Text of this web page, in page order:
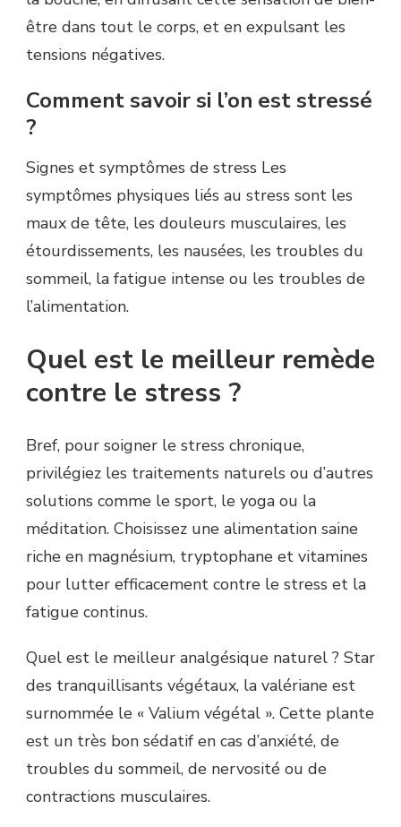
être dans tout le corps, et en expulsant les
tensions négatives.
Comment savoir si l’on est stressé
?
Signes et symptômes de stress Les
symptômes physiques liés au stress sont les
maux de tête, les douleurs musculaires, les
étourdissements, les nausées, les troubles du
sommeil, la fatigue intense ou les troubles de
l’alimentation.
Quel est le meilleur remède
contre le stress ?
Bref, pour soigner le stress chronique,
privilégiez les traitements naturels ou d’autres
solutions comme le sport, le yoga ou la
méditation. Choisissez une alimentation saine
riche en magnésium, tryptophane et vitamines
pour lutter efficacement contre le stress et la
fatigue continus.
Quel est le meilleur analgésique naturel ? Star
des tranquillisants végétaux, la valériane est
surnommée le « Valium végétal ». Cette plante
est un très bon sédatif en cas d’anxiété, de
troubles du sommeil, de nervosité ou de
contractions musculaires.